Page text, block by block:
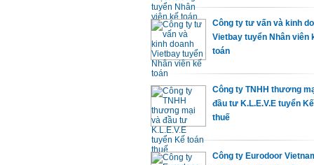
Công ty tư vấn và kinh
Vietbay tuyển Nhân viên
toán
Công ty TNHH thương
đầu tư K.L.E.V.E tuyển
thuế
Công ty Eurodoor